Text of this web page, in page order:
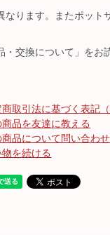
ります。またポット
交換について」をお
取引法に基づく表記（
商品を友達に教える
商品について問い合わ
物を続ける